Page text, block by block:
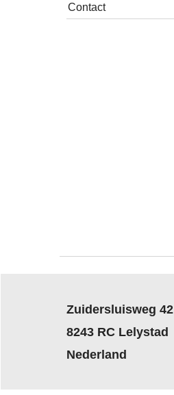
Contact
Zuidersluisweg 42
8243 RC Lelystad
Nederland